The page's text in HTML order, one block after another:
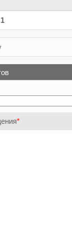
1
*